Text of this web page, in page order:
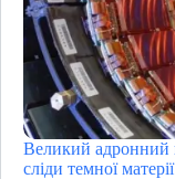
Великий адронний
сліди темної матерії